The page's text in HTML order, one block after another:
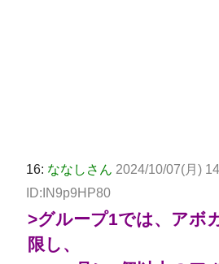
16: ななしさん 2024/10/07(月)
ID:IN9p9HP80
>グループ1では、アボ
限し、